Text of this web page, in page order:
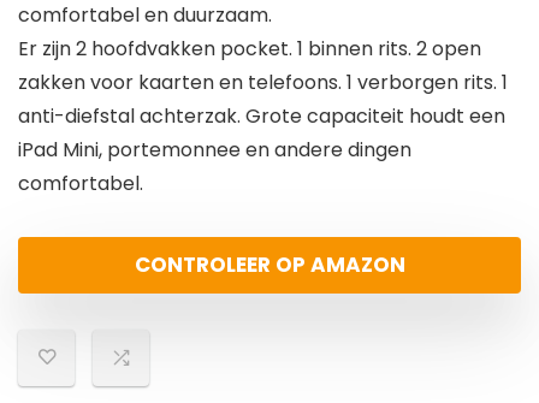
comfortabel en duurzaam.
Er zijn 2 hoofdvakken pocket. 1 binnen rits. 2 open
zakken voor kaarten en telefoons. 1 verborgen rits. 1
anti-diefstal achterzak. Grote capaciteit houdt een
iPad Mini, portemonnee en andere dingen
comfortabel.
CONTROLEER OP AMAZON